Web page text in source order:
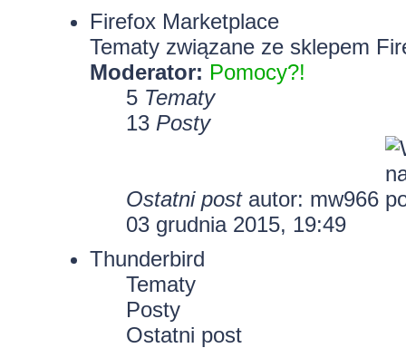
Firefox Marketplace
Tematy związane ze sklepem
Moderator: Pomocy?!
5 Tematy
13 Posty
Ostatni postautor: mw966
03 grudnia 2015, 19:49
Thunderbird
Tematy
Posty
Ostatni post